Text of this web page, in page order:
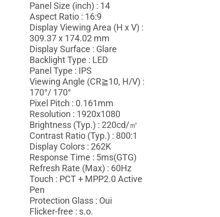
Panel Size (inch) : 14
Aspect Ratio : 16:9
Display Viewing Area (H x V) :
309.37 x 174.02 mm
Display Surface : Glare
Backlight Type : LED
Panel Type : IPS
Viewing Angle (CR≧10, H/V) :
170°/ 170°
Pixel Pitch : 0.161mm
Resolution : 1920x1080
Brightness (Typ.) : 220cd/㎡
Contrast Ratio (Typ.) : 800:1
Display Colors : 262K
Response Time : 5ms(GTG)
Refresh Rate (Max) : 60Hz
Touch : PCT + MPP2.0 Active
Pen
Protection Glass : Oui
Flicker-free : s.o.